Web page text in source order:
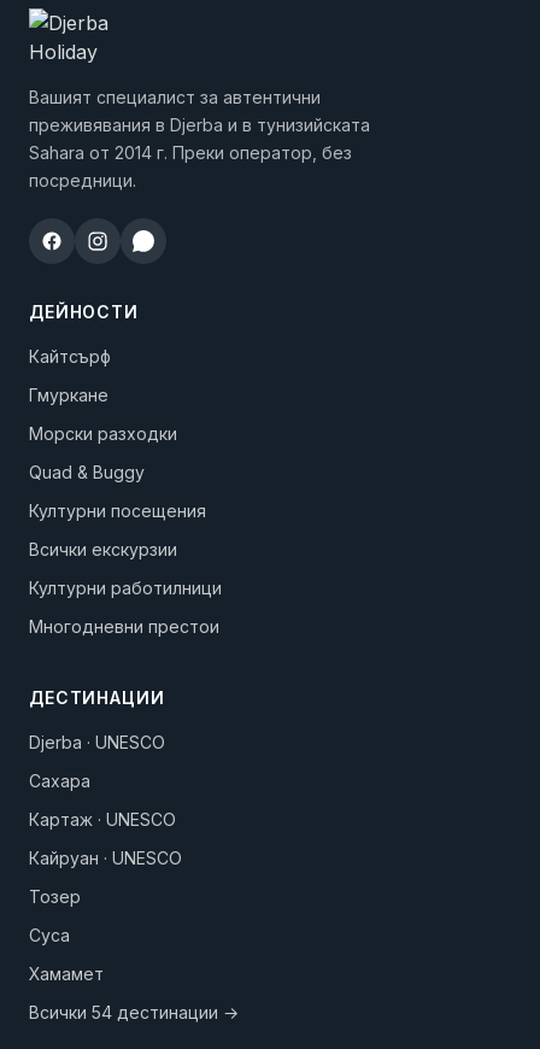
Вашият специалист за автентични
преживявания в Djerba и в тунизийската
Sahara от 2014 г. Преки оператор, без
посредници.
ДЕЙНОСТИ
Кайтсърф
Гмуркане
Морски разходки
Quad & Buggy
Културни посещения
Всички екскурзии
Културни работилници
Многодневни престои
ДЕСТИНАЦИИ
Djerba · UNESCO
Сахара
Картаж · UNESCO
Кайруан · UNESCO
Тозер
Суса
Хамамет
Всички 54 дестинации →